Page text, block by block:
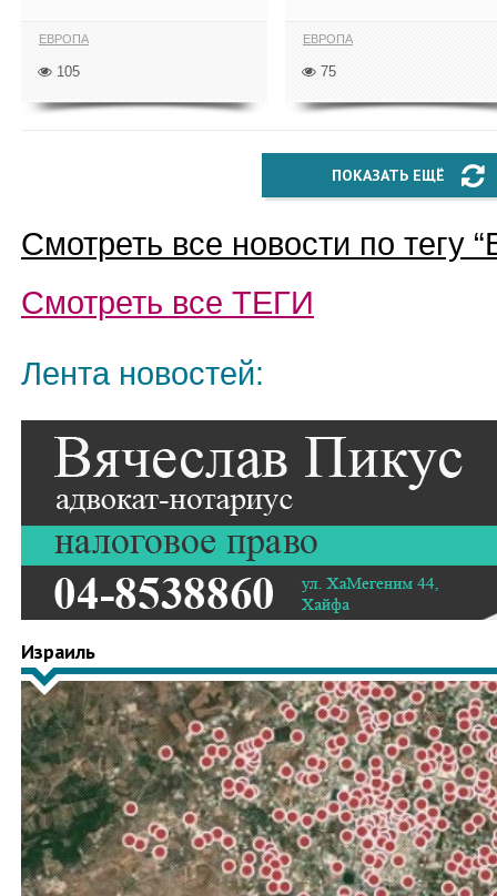
ЕВРОПА
105
ЕВРОПА
75
ПОКАЗАТЬ ЕЩЁ
Смотреть все новости по тегу “
Смотреть все ТЕГИ
Лента новостей:
Израиль